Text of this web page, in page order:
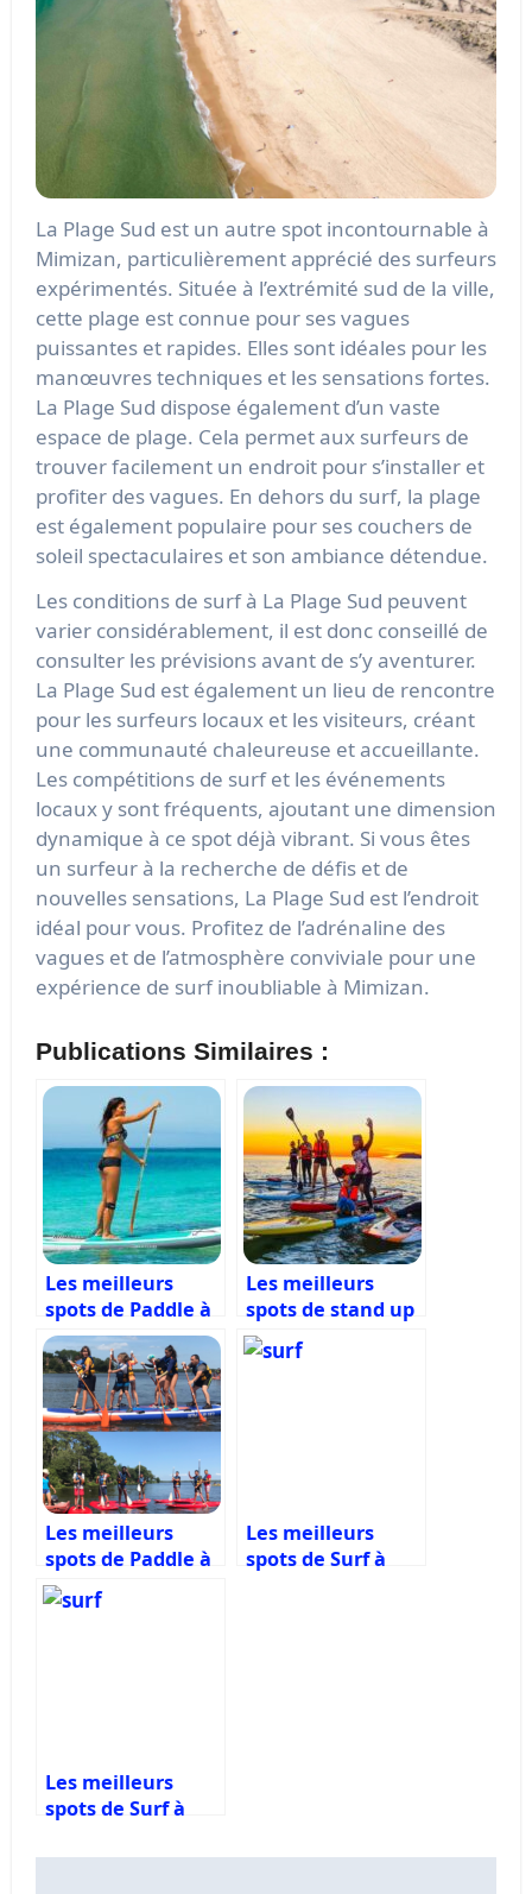
La Plage Sud est un autre spot incontournable à
Mimizan, particulièrement apprécié des surfeurs
expérimentés. Située à l’extrémité sud de la ville,
cette plage est connue pour ses vagues
puissantes et rapides. Elles sont idéales pour les
manœuvres techniques et les sensations fortes.
La Plage Sud dispose également d’un vaste
espace de plage. Cela permet aux surfeurs de
trouver facilement un endroit pour s’installer et
profiter des vagues. En dehors du surf, la plage
est également populaire pour ses couchers de
soleil spectaculaires et son ambiance détendue.
Les conditions de surf à La Plage Sud peuvent
varier considérablement, il est donc conseillé de
consulter les prévisions avant de s’y aventurer.
La Plage Sud est également un lieu de rencontre
pour les surfeurs locaux et les visiteurs, créant
une communauté chaleureuse et accueillante.
Les compétitions de surf et les événements
locaux y sont fréquents, ajoutant une dimension
dynamique à ce spot déjà vibrant. Si vous êtes
un surfeur à la recherche de défis et de
nouvelles sensations, La Plage Sud est l’endroit
idéal pour vous. Profitez de l’adrénaline des
vagues et de l’atmosphère conviviale pour une
expérience de surf inoubliable à Mimizan.
Publications Similaires :
Les meilleurs
spots de Paddle à
Biscarosse
Les meilleurs
spots de stand up
Paddle à Biarritz
Les meilleurs
spots de Paddle à
Mimizan
Les meilleurs
spots de Surf à
Les meilleurs
spots de Surf à